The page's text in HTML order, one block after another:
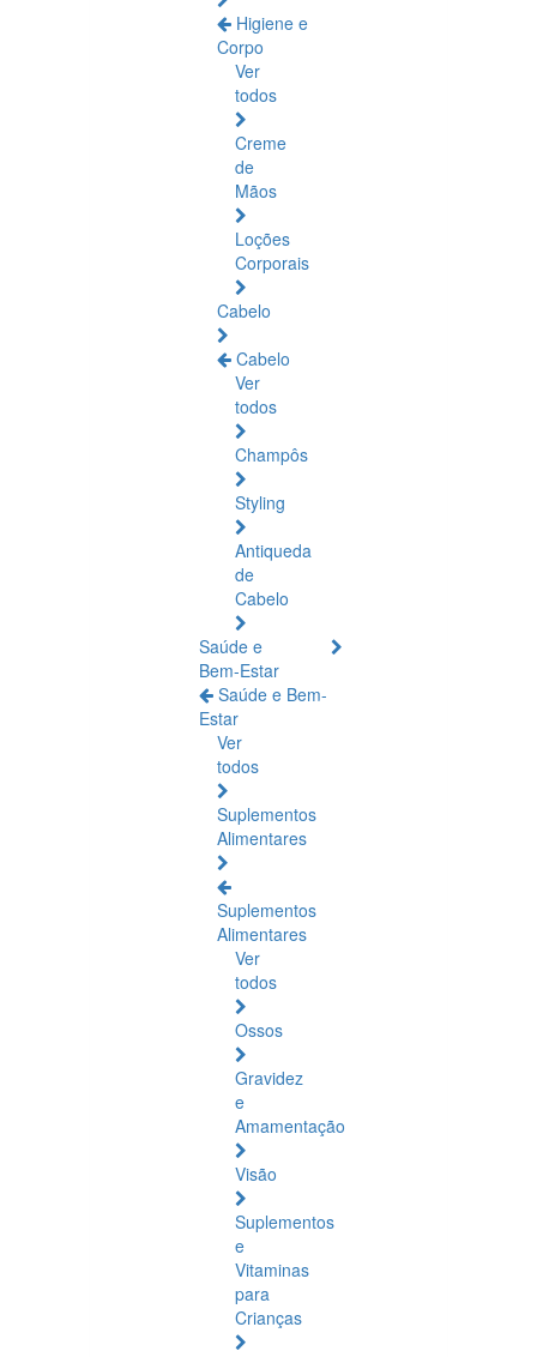
Higiene e
Corpo
Ver
todos
Creme
de
Mãos
Loções
Corporais
Cabelo
Cabelo
Ver
todos
Champôs
Styling
Antiqueda
de
Cabelo
Saúde e
Bem-Estar
Saúde e Bem-
Estar
Ver
todos
Suplementos
Alimentares
Suplementos
Alimentares
Ver
todos
Ossos
Gravidez
e
Amamentação
Visão
Suplementos
e
Vitaminas
para
Crianças